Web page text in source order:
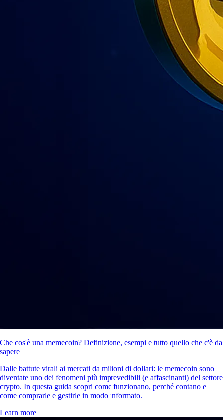
Che cos'è una memecoin? Definizione, esempi e tutto quello che c'è da
sapere
Dalle battute virali ai mercati da milioni di dollari: le memecoin sono
diventate uno dei fenomeni più imprevedibili (e affascinanti) del settore
crypto. In questa guida scopri come funzionano, perché contano e
come comprarle e gestirle in modo informato.
Learn more